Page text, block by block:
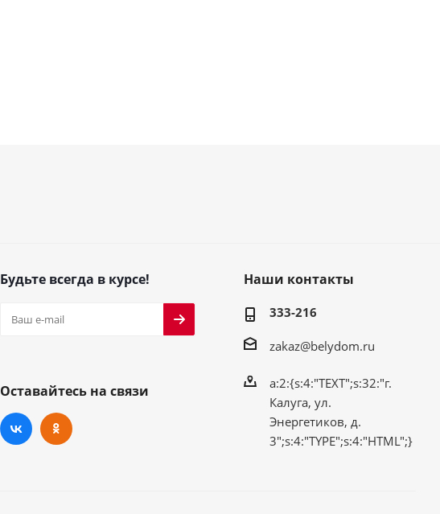
Будьте всегда в курсе!
Оставайтесь на связи
Наши контакты
333-216
zakaz@belydom.ru
a:2:{s:4:"TEXT";s:32:"г.
Калуга, ул.
Энергетиков, д.
3";s:4:"TYPE";s:4:"HTML";}